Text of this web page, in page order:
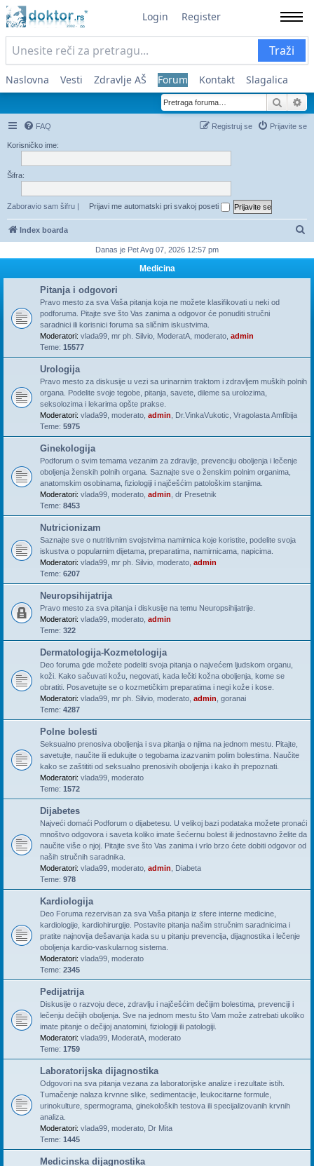
Login Register
Traži
Naslovna Vesti Zdravlje AŠ Forum Kontakt Slagalica
FAQ Prijavite se
Registruj se
Korisničko ime:
Šifra:
Zaboravio sam šifru | Prijavi me automatski pri svakoj poseti
Index boarda
Danas je Pet Avg 07, 2026 12:57 pm
Medicina
Pitanja i odgovori
Pravo mesto za sva Vaša pitanja koja ne možete klasifikovati u neki od
podforuma. Pitajte sve što Vas zanima a odgovor će ponuditi stručni
saradnici ili korisnici foruma sa sličnim iskustvima.
Moderatori: vlada99 mr ph. Silvio ModeratA moderato admin
Teme: 15577
Urologija
Pravo mesto za diskusije u vezi sa urinarnim traktom i zdravljem muških polnih
organa. Podelite svoje tegobe, pitanja, savete, dileme sa urolozima,
seksolozima i lekarima opšte prakse.
Moderatori: vlada99 moderato admin Dr.VinkaVukotic Vragolasta Amfibija
Teme: 5975
Ginekologija
Podforum o svim temama vezanim za zdravlje, prevenciju oboljenja i lečenje
oboljenja ženskih polnih organa. Saznajte sve o ženskim polnim organima,
anatomskim osobinama, fiziologiji i najčešćim patološkim stanjima.
Moderatori: vlada99 moderato admin dr Presetnik
Teme: 8453
Nutricionizam
Saznajte sve o nutritivnim svojstvima namirnica koje koristite, podelite svoja
iskustva o popularnim dijetama, preparatima, namirnicama, napicima.
Moderatori: vlada99 mr ph. Silvio moderato admin
Teme: 6207
Neuropsihijatrija
Pravo mesto za sva pitanja i diskusije na temu Neuropsihijatrije.
Moderatori: vlada99 moderato admin
Teme: 322
Dermatologija-Kozmetologija
Deo foruma gde možete podeliti svoja pitanja o najvećem ljudskom organu,
koži. Kako sačuvati kožu, negovati, kada lečiti kožna oboljenja, kome se
obratiti. Posavetujte se o kozmetičkim preparatima i negi kože i kose.
Moderatori: vlada99 mr ph. Silvio moderato admin goranai
Teme: 4287
Polne bolesti
Seksualno prenosiva oboljenja i sva pitanja o njima na jednom mestu. Pitajte,
savetujte, naučite ili edukujte o tegobama izazvanim polim bolestima. Naučite
kako se zaštititi od seksualno prenosivih oboljenja i kako ih prepoznati.
Moderatori: vlada99 moderato
Teme: 1572
Dijabetes
Najveći domaći Podforum o dijabetesu. U velikoj bazi podataka možete pronaći
mnoštvo odgovora i saveta koliko imate šećernu bolest ili jednostavno želite da
naučite više o njoj. Pitajte sve što Vas zanima i vrlo brzo ćete dobiti odgovor od
naših stručnih saradnika.
Moderatori: vlada99 moderato admin
Diabeta
Teme: 978
Kardiologija
Deo Foruma rezervisan za sva Vaša pitanja iz sfere interne medicine,
kardiologije, kardiohirurgije. Postavite pitanja našim stručnim saradnicima i
pratite najnovija dešavanja kada su u pitanju prevencija, dijagnostika i lečenje
oboljenja kardio-vaskularnog sistema.
Moderatori: vlada99 moderato
Teme: 2345
Pedijatrija
Diskusije o razvoju dece, zdravlju i najčešćim dečijim bolestima, prevenciji i
lečenju dečijih oboljenja. Sve na jednom mestu što Vam može zatrebati ukoliko
imate pitanje o dečijoj anatomini, fiziologiji ili patologiji.
Moderatori: vlada99 ModeratA moderato
Teme: 1759
Laboratorijska dijagnostika
Odgovori na sva pitanja vezana za laboratorijske analize i rezultate istih.
Tumačenje nalaza krvnne slike, sedimentacije, leukocitarne formule,
urinokulture, spermograma, ginekoloških testova ili specijalizovanih krvnih
analiza.
Moderatori: vlada99 moderato Dr Mita
Teme: 1445
Medicinska dijagnostika